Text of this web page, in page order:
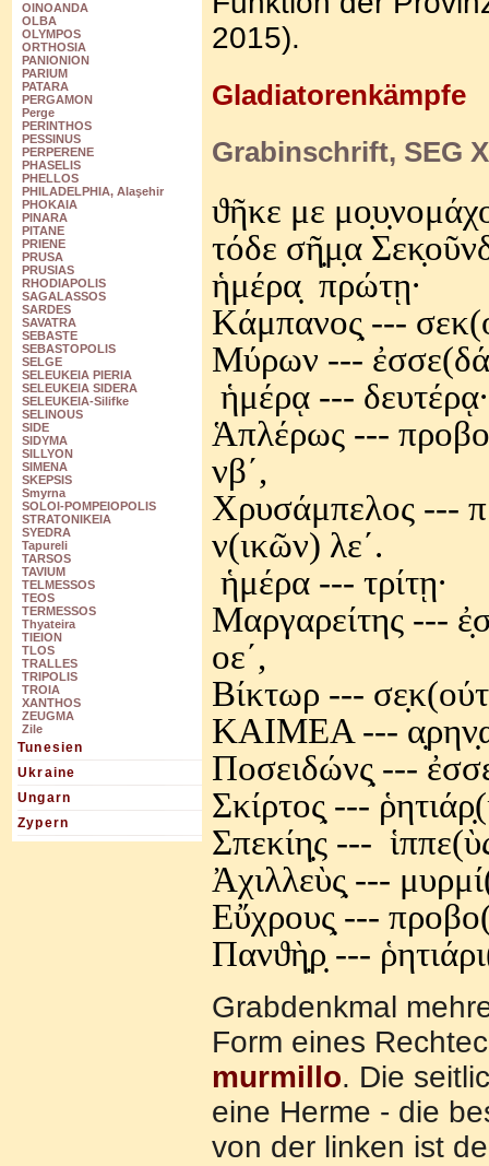
OINOANDA
OLBA
OLYMPOS
ORTHOSIA
PANIONION
PARIUM
PATARA
PERGAMON
Perge
PERINTHOS
PESSINUS
PERPERENE
PHASELIS
PHELLOS
PHILADELPHIA, Alaşehir
PHOKAIA
PINARA
PITANE
PRIENE
PRUSA
PRUSIAS
RHODIAPOLIS
SAGALASSOS
SARDES
SAVATRA
SEBASTE
SEBASTOPOLIS
SELGE
SELEUKEIA PIERIA
SELEUKEIA SIDERA
SELEUKEIA-Silifke
SELINOUS
SIDE
SIDYMA
SILLYON
SIMENA
SKEPSIS
Smyrna
SOLOI-POMPEIOPOLIS
STRATONIKEIA
SYEDRA
Tapureli
TARSOS
TAVIUM
TELMESSOS
TEOS
TERMESSOS
Thyateira
TIEION
TLOS
TRALLES
TRIPOLIS
TROIA
XANTHOS
ZEUGMA
Zile
Tunesien
Ukraine
Ungarn
Zypern
2015).
Gladiatorenkämpfe
Grabinschrift, SEG
ϑῆκε με
τόδε σῆ̣μ̣α
ἡμέρα̣ πρώτῃ·
Κάμπανος̣ ---
Μύρων ---
ἡμέρᾳ --- δευτέρᾳ·
Ἁπλέρως ---
νβʹ,
Χρυσάμπελος ---
ν(ικῶν) λεʹ.
ἡμέρα --- τρίτῃ·
Μαργαρείτης ---
οεʹ,
Βίκτωρ ---
ΚΑΙΜΕΑ ---
Ποσειδώνς̣ ---
Σκίρτος̣ ---
Σπεκίη̣ς ---
Ἀχιλλεὺς̣ ---
Εὔχρους̣ ---
Πανϑὴ̣ρ̣ ---
Grabdenkmal
Form eines
murmillo. Die
eine Herme - die
von der linken ist